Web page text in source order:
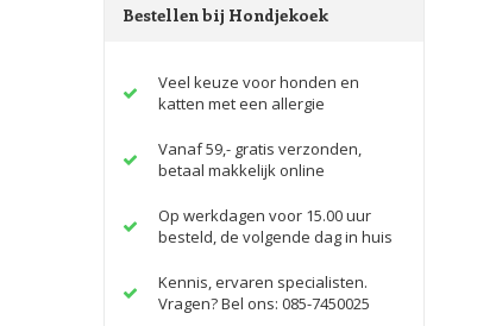
Bestellen bij Hondjekoek
Veel keuze voor honden en
katten met een allergie
Vanaf 59,- gratis verzonden,
betaal makkelijk online
Op werkdagen voor 15.00 uur
besteld, de volgende dag in huis
Kennis, ervaren specialisten.
Vragen? Bel ons: 085-7450025